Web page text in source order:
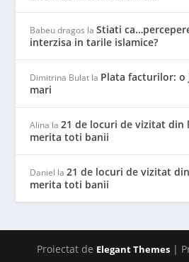
Babeu dragos laStiati
interzisa in tarile islamice?
Dimitrina Bulat la Plata facturilor: o
mari
Alina la21 de locuri de vizitat din
merita toti banii
Daniel la21 de locuri de vizitat
merita toti banii
Proiectat de Elegant Themes|